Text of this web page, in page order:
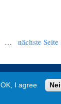
… nächste Seite
OK, I agree